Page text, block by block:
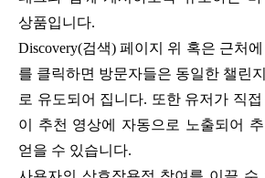
상품입니다.
Discovery(검색) 페이지 위 혹은 근처
를 클릭하면 방문자들은 동일한 챌린
로 유도되어 집니다. 또한 유저가 직
이 추천 영상에 자동으로 노출되어
얻을 수 있습니다.